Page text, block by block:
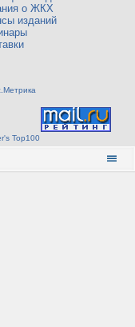
о ЖКХ
изданий